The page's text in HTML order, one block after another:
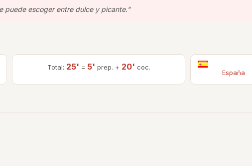
puede escoger entre dulce y picante."
Total: 25' = 5' prep. + 20' coc.
España